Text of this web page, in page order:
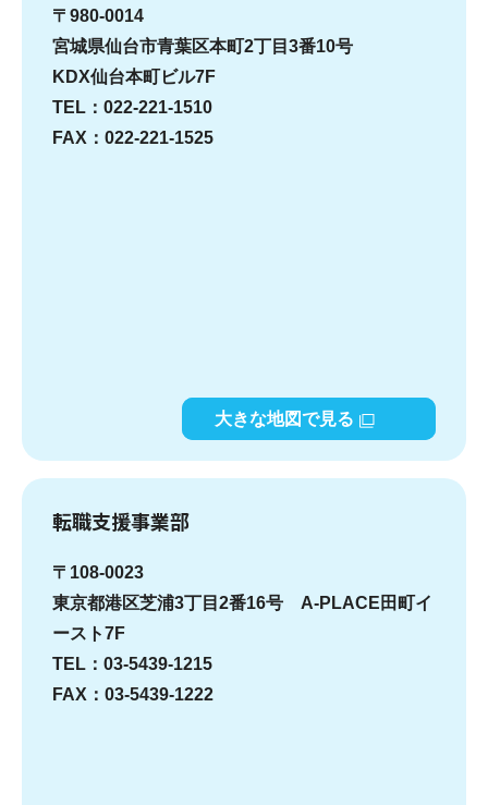
〒980-0014
宮城県仙台市青葉区本町2丁目3番10号
KDX仙台本町ビル7F
TEL：022-221-1510
FAX：022-221-1525
大きな地図で見る
転職支援事業部
〒108-0023
東京都港区芝浦3丁目2番16号 A-PLACE田町イ
ースト7F
TEL：03-5439-1215
FAX：03-5439-1222